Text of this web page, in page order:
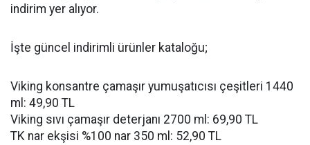
indirim yer alıyor.
İşte güncel indirimli ürünler kataloğu;
Viking konsantre çamaşır yumuşatıcısı çeşitleri 1440
ml: 49,90 TL
Viking sıvı çamaşır deterjanı 2700 ml: 69,90 TL
TK nar ekşisi %100 nar 350 ml: 52,90 TL